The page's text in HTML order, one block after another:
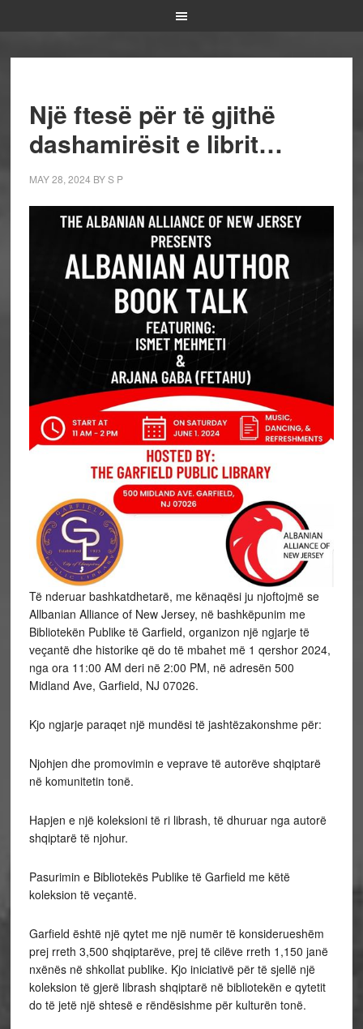
Një ftesë për të gjithë
dashamirësit e librit…
MAY 28, 2024 BYS P
Të nderuar bashkatdhetarë, me kënaqësi ju njoftojmë se
Allbanian Alliance of New Jersey, në bashkëpunim me
Bibliotekën Publike të Garfield, organizon një ngjarje të
veçantë dhe historike që do të mbahet më 1 qershor 2024,
nga ora 11:00 AM deri në 2:00 PM, në adresën 500
Midland Ave, Garfield, NJ 07026.
Kjo ngjarje paraqet një mundësi të jashtëzakonshme për:
Njohjen dhe promovimin e veprave të autorëve shqiptarë
në komunitetin tonë.
Hapjen e një koleksioni të ri librash, të dhuruar nga autorë
shqiptarë të njohur.
Pasurimin e Bibliotekës Publike të Garfield me këtë
koleksion të veçantë.
Garfield është një qytet me një numër të konsiderueshëm
prej rreth 3,500 shqiptarëve, prej të cilëve rreth 1,150 janë
nxënës në shkollat publike. Kjo iniciativë për të sjellë një
koleksion të gjerë librash shqiptarë në bibliotekën e qytetit
do të jetë një shtesë e rëndësishme për kulturën tonë.